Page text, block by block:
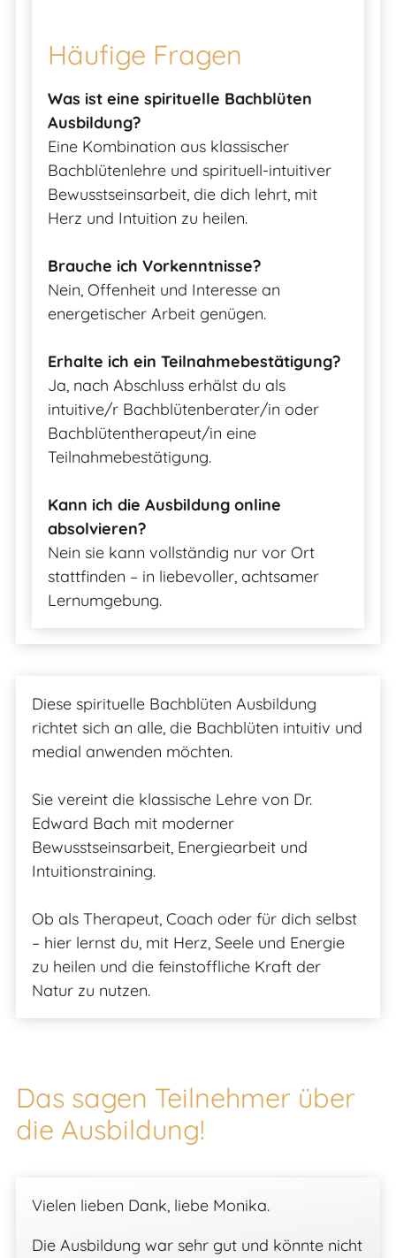
Häufige Fragen
Was ist eine spirituelle Bachblüten
Ausbildung?
Eine Kombination aus klassischer
Bachblütenlehre und spirituell-intuitiver
Bewusstseinsarbeit, die dich lehrt, mit
Herz und Intuition zu heilen.
Brauche ich Vorkenntnisse?
Nein, Offenheit und Interesse an
energetischer Arbeit genügen.
Erhalte ich ein Teilnahmebestätigung?
Ja, nach Abschluss erhälst du als
intuitive/r Bachblütenberater/in oder
Bachblütentherapeut/in eine
Teilnahmebestätigung.
Kann ich die Ausbildung online
absolvieren?
Nein sie kann vollständig nur vor Ort
stattfinden – in liebevoller, achtsamer
Lernumgebung.
Diese spirituelle Bachblüten Ausbildung
richtet sich an alle, die Bachblüten intuitiv und
medial anwenden möchten.
Sie vereint die klassische Lehre von Dr.
Edward Bach mit moderner
Bewusstseinsarbeit, Energiearbeit und
Intuitionstraining.
Ob als Therapeut, Coach oder für dich selbst
– hier lernst du, mit Herz, Seele und Energie
zu heilen und die feinstoffliche Kraft der
Natur zu nutzen.
Das sagen Teilnehmer über
die Ausbildung!
Vielen lieben Dank, liebe Monika.
Die Ausbildung war sehr gut und könnte nicht